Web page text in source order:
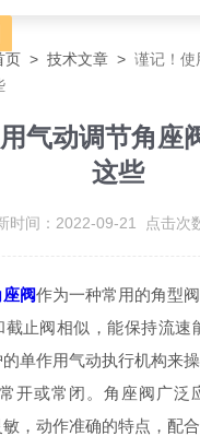
页 >技术文章 >谨记！使
气动调节角座
这些
时间：2022-09-21 点击次
阀作为一种常用的角型
截止阀相似，能保持流速
单作用气动执行机构来
开或常闭。角座阀广泛
，动作准确的特点，配